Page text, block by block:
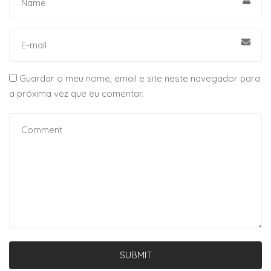
Guardar o meu nome, email e site neste navegador para
a próxima vez que eu comentar.
SUBMIT